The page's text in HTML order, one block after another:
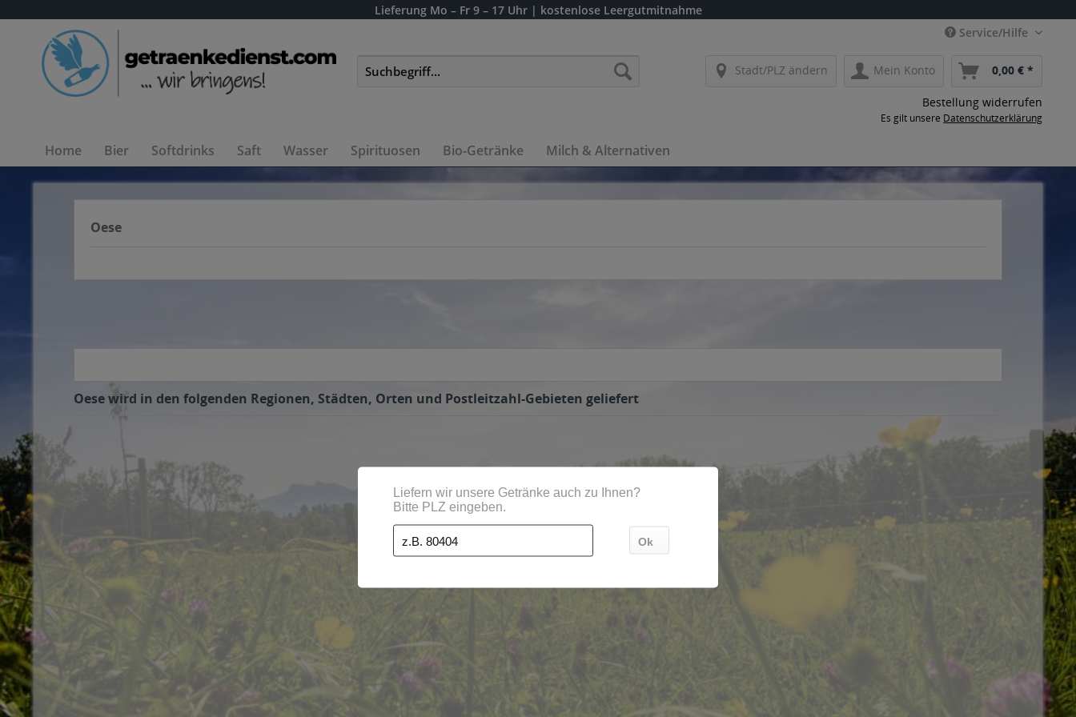
Lieferung Mo – Fr 9 – 17 Uhr | kostenlose Leergutmitnahme
Service/Hilfe
Stadt/PLZ ändern Mein Konto 0,00 € *
Bestellung widerrufen
Es gilt unsere Datenschutzerklärung
Home Bier Softdrinks Saft Wasser Spirituosen Bio-Getränke Milch & Alternativen
Oese
Oese wird in den folgenden Regionen, Städten, Orten und Postleitzahl-Gebieten geliefert